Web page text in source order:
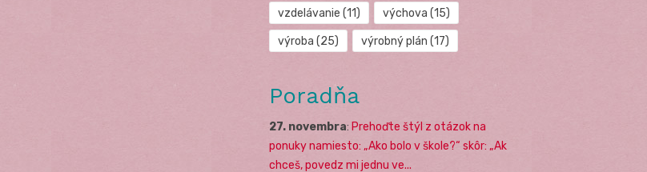
vzdelávanie (11) výchova (15)
výroba (25) výrobný plán (17)
Poradňa
27. novembra: Prehoďte štýl z otázok na
ponuky namiesto: „Ako bolo v škole?“ skôr: „Ak
chceš, povedz mi jednu ve...